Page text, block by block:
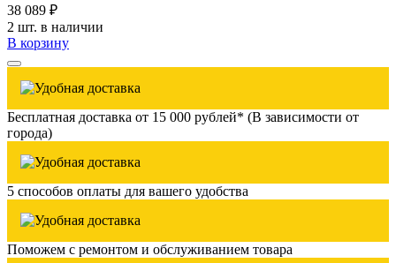
38 089 ₽
2 шт. в наличии
В корзину
Бесплатная доставка от 15 000 рублей* (В зависимости от
города)
5 способов оплаты для вашего удобства
Поможем с ремонтом и обслуживанием товара